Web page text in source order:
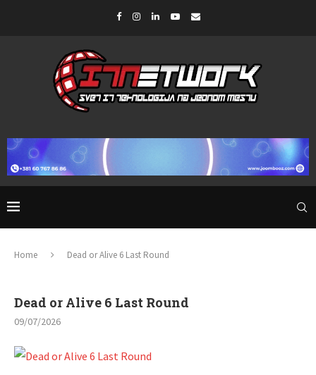
Home Dead or Alive 6 Last Round
Dead or Alive 6 Last Round
09/07/2026